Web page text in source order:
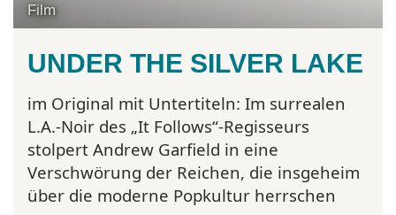
Film
UNDER THE SILVER LAKE
im Original mit Untertiteln: Im surrealen
L.A.-Noir des „It Follows“-Regisseurs
stolpert Andrew Garfield in eine
Verschwörung der Reichen, die insgeheim
über die moderne Popkultur herrschen